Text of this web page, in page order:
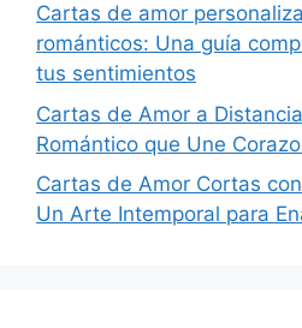
Cartas de amor
románticos: Una guía
tus sentimientos
Cartas de Amor a
Romántico que Une
Cartas de Amor Cortas
Un Arte Intemporal para